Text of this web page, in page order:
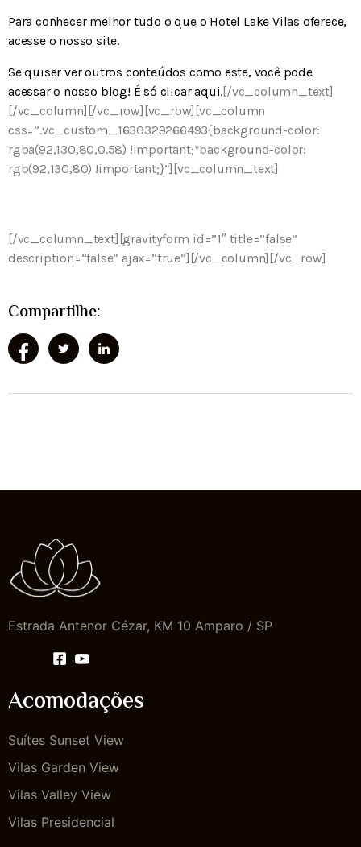
Para conhecer melhor tudo o que o Hotel Lake Vilas oferece,
acesse o nossosite.
Se quiser ver outros conteúdos como este, você pode
acessar o nosso blog! É só clicaraqui.[/vc_column_text]
[/vc_column][/vc_row][vc_row][vc_column
css=”.vc_custom_1630329266493{background-color:
rgba(92,130,80,0.58) !important;*background-color:
rgb(92,130,80) !important;}”][vc_column_text]
[/vc_column_text][gravityform id=”1″ title=”false”
description=”false” ajax=”true”][/vc_column][/vc_row]
Compartilhe:
Estrada Antenor Cézar, KM 10 Amparo / SP
Acomodações
Suítes Sunset View
Vilas Garden View
Vilas Valley View
Vilas Presidencial